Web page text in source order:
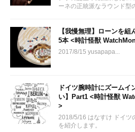
ーネの正統派なラウンド型
【我慢無理】ローンを
5本 <時計怪獣
2017/8/15 yusapapa...
ドイツ腕時計にズーム
い】Part1 <時計怪獣
>
2018/5/16 はなすけ ドイツ
を紹介します。